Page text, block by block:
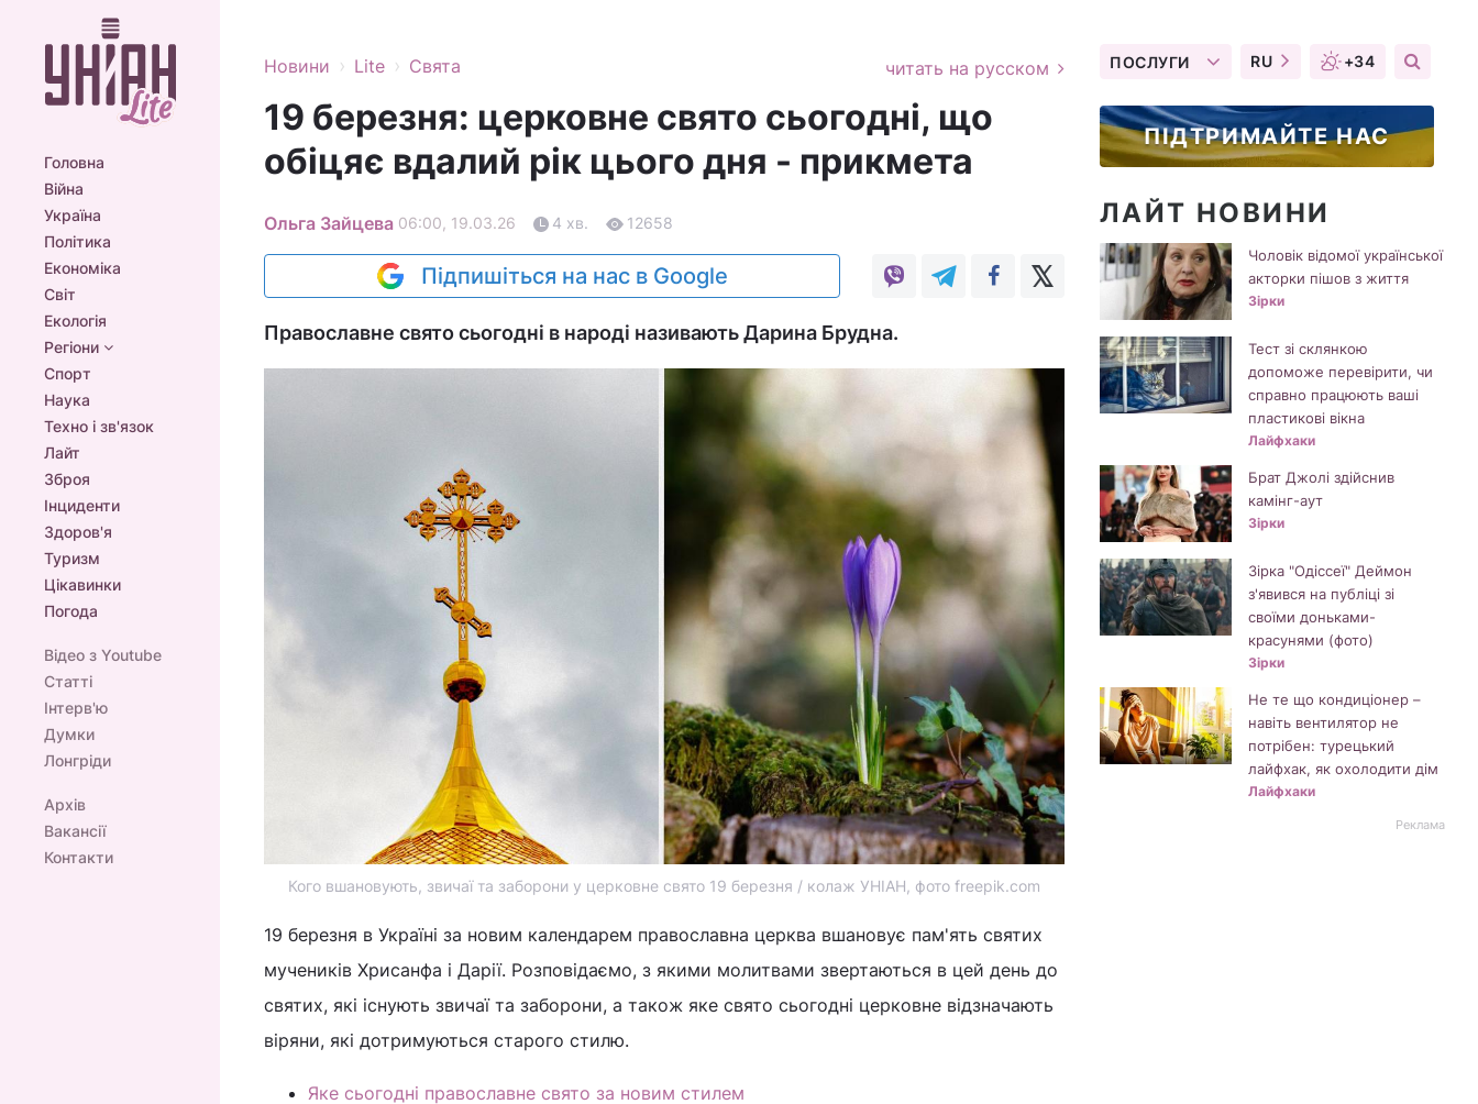
Головна
Війна
Україна
Політика
Економіка
Світ
Екологія
Регіони
Спорт
Наука
Техно і зв'язок
Лайт
Зброя
Інциденти
Здоров'я
Туризм
Цікавинки
Погода
Відео з Youtube
Статті
Інтерв'ю
Думки
Лонгріди
Архів
Вакансії
Контакти
Новини › Lite › Свята читать на русском
19 березня: церковне свято сьогодні, що
обіцяє вдалий рік цього дня - прикмета
Ольга Зайцева 06:00, 19.03.26 4 хв. 12658
Підпишіться на нас в Google
Православне свято сьогодні в народі називають Дарина Брудна.
Кого вшановують, звичаї та заборони у церковне свято 19 березня / колаж УНІАН, фото freepik.com
19 березня в Україні за новим календарем православна церква вшановує пам'ять святих
мучеників Хрисанфа і Дарії. Розповідаємо, з якими молитвами звертаються в цей день до
святих, які існують звичаї та заборони, а також яке свято сьогодні церковне відзначають
віряни, які дотримуються старого стилю.
Яке сьогодні православне свято за новим стилем
ПОСЛУГИ RU +34
ПІДТРИМАЙТЕ НАС
ЛАЙТ НОВИНИ
Чоловік відомої української
акторки пішов з життя
Зірки
Тест зі склянкою
допоможе перевірити, чи
справно працюють ваші
пластикові вікна
Лайфхаки
Брат Джолі здійснив
камінг-аут
Зірки
Зірка "Одіссеї" Деймон
з'явився на публіці зі
своїми доньками-
красунями (фото)
Зірки
Не те що кондиціонер –
навіть вентилятор не
потрібен: турецький
лайфхак, як охолодити дім
Лайфхаки
Реклама